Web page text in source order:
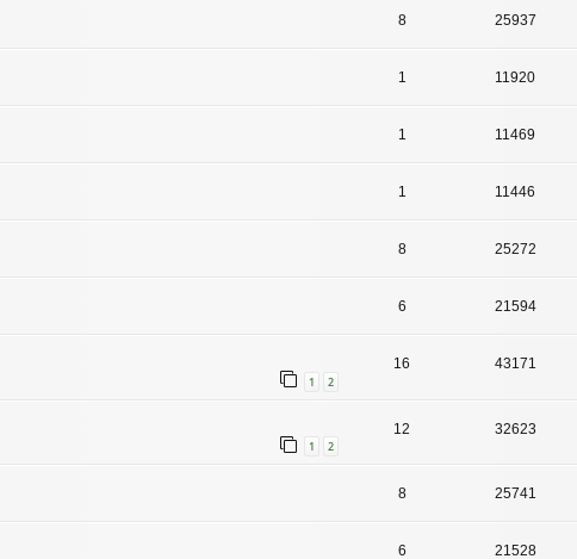
8 25937
1 11920
1 11469
1 11446
8 25272
6 21594
1 2
16 43171
1 2
12 32623
8 25741
6 21528